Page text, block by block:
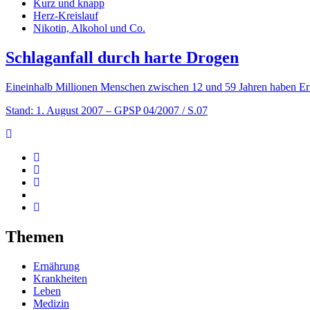
Kurz und knapp
Herz-Kreislauf
Nikotin, Alkohol und Co.
Schlaganfall durch harte Drogen
Eineinhalb Millionen Menschen zwischen 12 und 59 Jahren haben
Stand: 1. August 2007 – GPSP 04/2007 / S.07
Themen
Ernährung
Krankheiten
Leben
Medizin